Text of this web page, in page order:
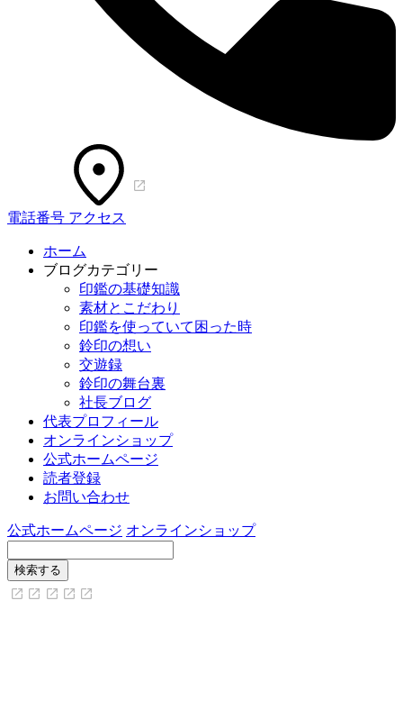
電話番号 アクセス
ホーム
ブログカテゴリー
印鑑の基礎知識
素材とこだわり
印鑑を使っていて困った時
鈴印の想い
交遊録
鈴印の舞台裏
社長ブログ
代表プロフィール
オンラインショップ
公式ホームページ
読者登録
お問い合わせ
公式ホームページ オンラインショップ